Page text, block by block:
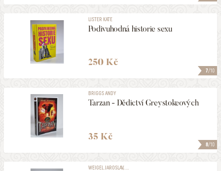
7/10
LISTER KATE
Podivuhodná historie sexu
250 Kč
8/10
BRIGGS ANDY
Tarzan - Dědictví Greystokeových
35 Kč
WEIGEL JAROSLAV, ...